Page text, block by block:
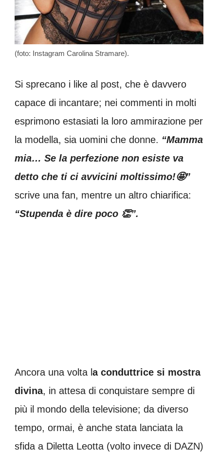
(foto: Instagram Carolina Stramare).
Si sprecano i like al post, che è davvero
capace di incantare; nei commenti in molti
esprimono estasiati la loro ammirazione per
la modella, sia uomini che donne. “Mamma
mia… Se la perfezione non esiste va
detto che ti ci avvicini moltissimo!🤩”
scrive una fan, mentre un altro chiarifica:
“Stupenda è dire poco 👏”.
Ancora una volta la conduttrice si mostra
divina, in attesa di conquistare sempre di
più il mondo della televisione; da diverso
tempo, ormai, è anche stata lanciata la
sfida a Diletta Leotta (volto invece di DAZN)